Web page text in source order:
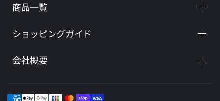
商品一覧
ショッピングガイド
会社概要